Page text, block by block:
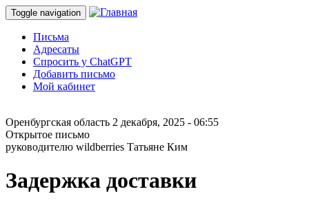
Toggle navigation
Письма
Адресаты
Спросить у ChatGPT
Добавить письмо
Мой кабинет
Оренбургская область 2 декабря, 2025 - 06:55
Открытое письмо
руководителю wildberries Татьяне Ким
Задержка доставки